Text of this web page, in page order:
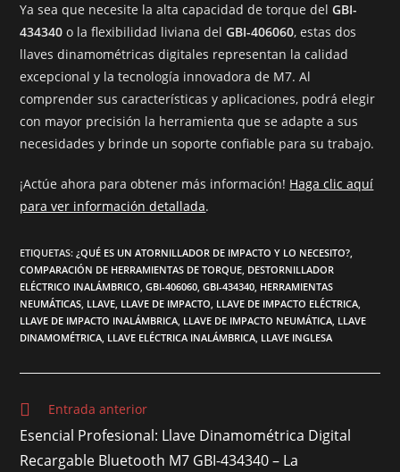
Ya sea que necesite la alta capacidad de torque delGBI-
434340 o la flexibilidad liviana delGBI-406060, estas dos
llaves dinamométricas digitales representan la calidad
excepcional y la tecnología innovadora de M7. Al
comprender sus características y aplicaciones, podrá elegir
con mayor precisión la herramienta que se adapte a sus
necesidades y brinde un soporte confiable para su trabajo.
¡Actúe ahora para obtener más información! Haga clic aquí
para ver información detallada.
ETIQUETAS:¿QUÉ ES UN ATORNILLADOR DE IMPACTO Y LO NECESITO?,
COMPARACIÓN DE HERRAMIENTAS DE TORQUE, DESTORNILLADOR
ELÉCTRICO INALÁMBRICO, GBI-406060, GBI-434340, HERRAMIENTAS
NEUMÁTICAS, LLAVE, LLAVE DE IMPACTO, LLAVE DE IMPACTO ELÉCTRICA,
LLAVE DE IMPACTO INALÁMBRICA, LLAVE DE IMPACTO NEUMÁTICA, LLAVE
DINAMOMÉTRICA, LLAVE ELÉCTRICA INALÁMBRICA, LLAVE INGLESA
Entrada anterior
Esencial Profesional: Llave Dinamométrica Digital
Recargable Bluetooth M7 GBI-434340 – La